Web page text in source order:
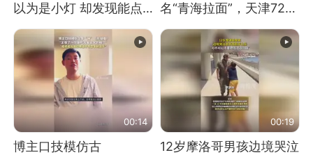
以为是小灯 却发现能点
燃香烟 当事人：已报警
处理
名“青海拉面”，天津72家
面馆已集体更换招牌
00:14
博主口技模仿古
00:19
12岁摩洛哥男孩边境哭泣